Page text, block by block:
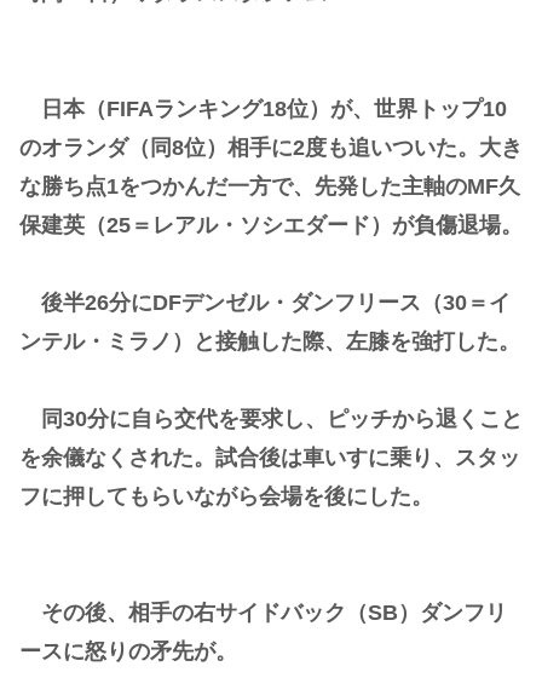
日本（FIFAランキング18位）が、世界トップ10
のオランダ（同8位）相手に2度も追いついた。大き
な勝ち点1をつかんだ一方で、先発した主軸のMF久
保建英（25＝レアル・ソシエダード）が負傷退場。
後半26分にDFデンゼル・ダンフリース（30＝イ
ンテル・ミラノ）と接触した際、左膝を強打した。
同30分に自ら交代を要求し、ピッチから退くこと
を余儀なくされた。試合後は車いすに乗り、スタッ
フに押してもらいながら会場を後にした。
その後、相手の右サイドバック（SB）ダンフリ
ースに怒りの矛先が。